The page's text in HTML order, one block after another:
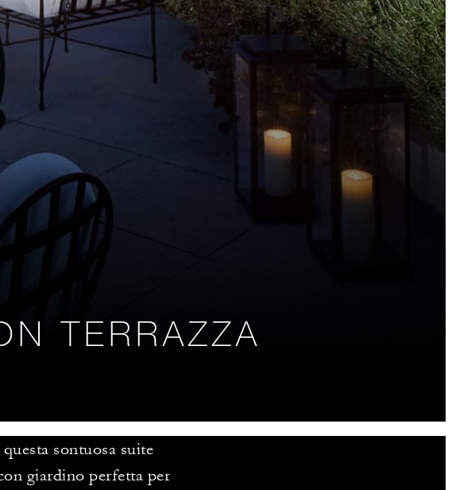
TERRAZZA
sontuosa suite
giardino perfetta per